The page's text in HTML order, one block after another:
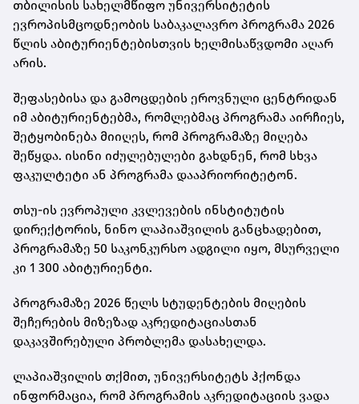
თბილისის სახელმწიფო უნივერსიტეტის
ევროპისმცოდნეობის საბაკალავრო პროგრამა 2026
წლის აბიტურიენტებისთვის ხელმისაწვდომი აღარ
არის.
შეფასებისა და გამოცდების ეროვნული ცენტრიდან
იმ აბიტურიენტებმა, რომლებმაც პროგრამა აირჩიეს,
შეტყობინება მიიღეს, რომ პროგრამაზე მიღება
შეწყდა. ისინი იძულებულები გახდნენ, რომ სხვა
ფაკულტეტი ან პროგრამა დააპრიორიტეტონ.
თსუ-ის ევროპული კვლევების ინსტიტუტის
დირექტორის, ნინო ლაპიაშვილის განცხადებით,
პროგრამაზე 50 საკონკურსო ადგილი იყო, მსურველი
კი 1 300 აბიტურიენტი.
პროგრამაზე 2026 წელს სტუდენტების მიღების
შეჩერების მიზეზად აკრედიტაციასთან
დაკავშირებული პრობლემა დასახელდა.
ლაპიაშვილის თქმით, უნივერსიტეტს ჰქონდა
ინფორმაცია, რომ პროგრამის აკრედიტაციის ვადა